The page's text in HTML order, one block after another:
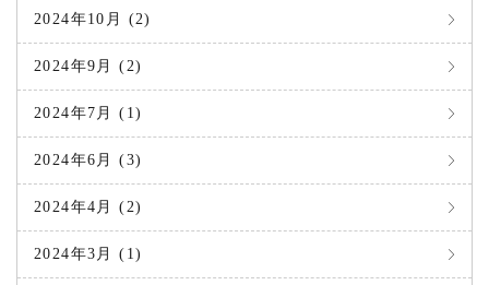
2024年10月 (2)
2024年9月 (2)
2024年7月 (1)
2024年6月 (3)
2024年4月 (2)
2024年3月 (1)